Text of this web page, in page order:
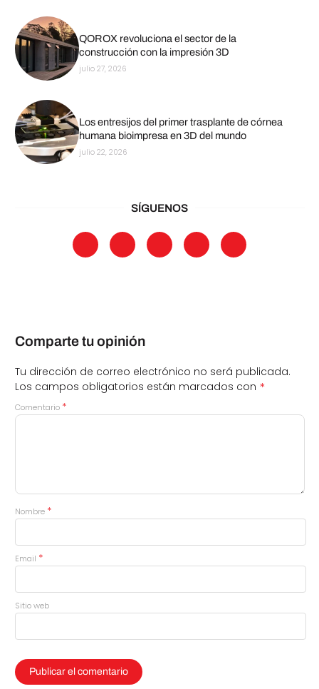
QOROX revoluciona el sector de la
construcción con la impresión 3D
julio 27, 2026
Los entresijos del primer trasplante de córnea
humana bioimpresa en 3D del mundo
julio 22, 2026
SÍGUENOS
Comparte tu opinión
Tu dirección de correo electrónico no será publicada.
Los campos obligatorios están marcados con *
Comentario *
Nombre *
Email *
Sitio web